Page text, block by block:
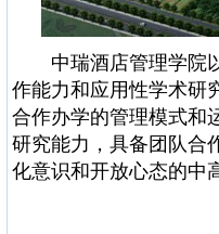
中瑞酒店管理学院以
作能力和应用性学术研
合作办学的管理模式和
研究能力，具备团队合
化意识和开放心态的中